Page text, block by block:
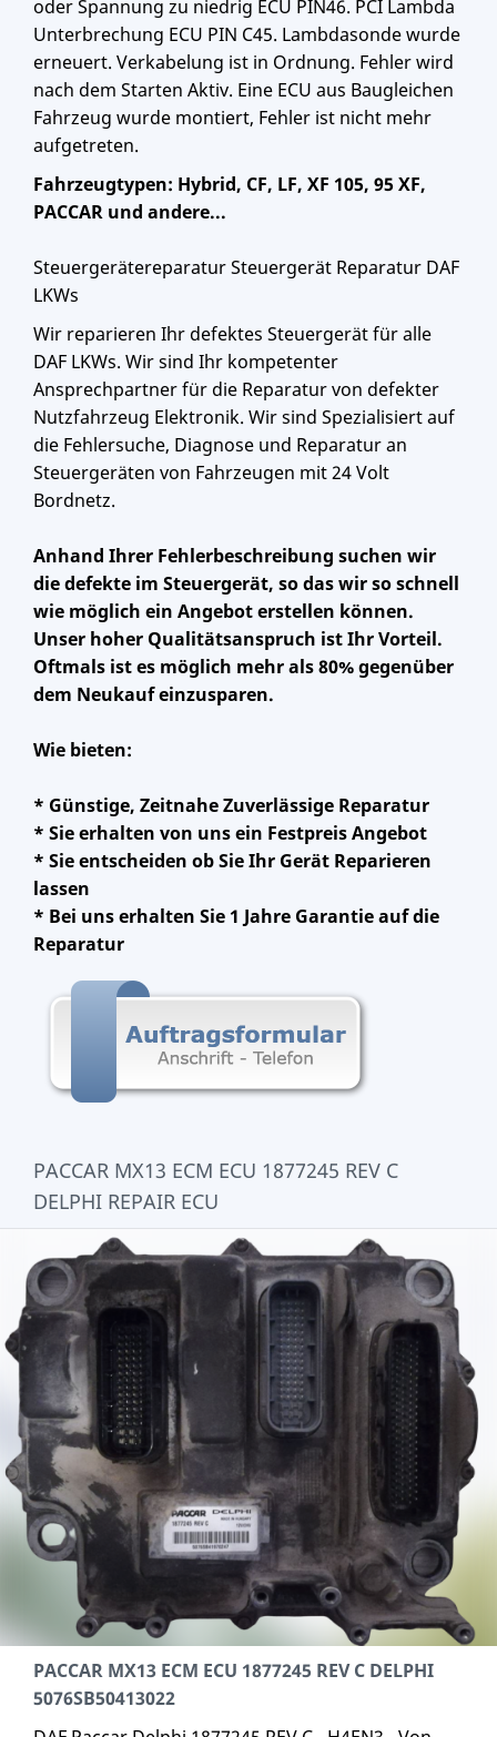
oder Spannung zu niedrig ECU PIN46. PCI Lambda
Unterbrechung ECU PIN C45. Lambdasonde wurde
erneuert. Verkabelung ist in Ordnung. Fehler wird
nach dem Starten Aktiv. Eine ECU aus Baugleichen
Fahrzeug wurde montiert, Fehler ist nicht mehr
aufgetreten.
Fahrzeugtypen: Hybrid, CF, LF, XF 105, 95 XF,
PACCAR und andere...
Steuergerätereparatur Steuergerät Reparatur DAF
LKWs
Wir reparieren Ihr defektes Steuergerät für alle
DAF LKWs. Wir sind Ihr kompetenter
Ansprechpartner für die Reparatur von defekter
Nutzfahrzeug Elektronik. Wir sind Spezialisiert auf
die Fehlersuche, Diagnose und Reparatur an
Steuergeräten von Fahrzeugen mit 24 Volt
Bordnetz.
Anhand Ihrer Fehlerbeschreibung suchen wir
die defekte im Steuergerät, so das wir so schnell
wie möglich ein Angebot erstellen können.
Unser hoher Qualitätsanspruch ist Ihr Vorteil.
Oftmals ist es möglich mehr als 80% gegenüber
dem Neukauf einzusparen.
Wie bieten:
* Günstige, Zeitnahe Zuverlässige Reparatur
* Sie erhalten von uns ein Festpreis Angebot
* Sie entscheiden ob Sie Ihr Gerät Reparieren
lassen
* Bei uns erhalten Sie 1 Jahre Garantie auf die
Reparatur
PACCAR MX13 ECM ECU 1877245 REV C
DELPHI REPAIR ECU
PACCAR MX13 ECM ECU 1877245 REV C DELPHI
5076SB50413022